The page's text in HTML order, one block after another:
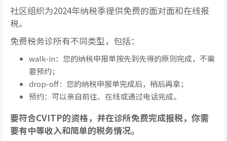
社区组织为2024年纳税季提供免费的面对面和在线报
税。
免费税务诊所有不同类型，包括：
walk-in：您的纳税申报单按先到先得的原则完成，不需
要预约；
drop-off：您的纳税申报单完成后，稍后再拿；
预约：可以亲自前往、在线或通过电话完成。
要符合CVITP的资格，并在诊所免费完成报税，你需
要有中等收入和简单的税务情况。